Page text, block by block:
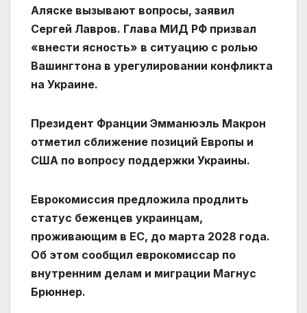
Аляске вызывают вопросы, заявил
Сергей Лавров. Глава МИД РФ призвал
«внести ясность» в ситуацию с ролью
Вашингтона в урегулировании конфликта
на Украине.
Президент Франции Эмманюэль Макрон
отметил сближение позиций Европы и
США по вопросу поддержки Украины.
Еврокомиссия предложила продлить
статус беженцев украинцам,
проживающим в ЕС, до марта 2028 года.
Об этом сообщил еврокомиссар по
внутренним делам и миграции Магнус
Брюннер.